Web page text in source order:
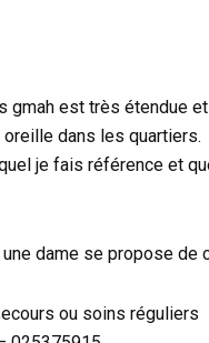
gmah est très étendue
dans les quartiers.
je fais référence et
dame se propose de
ou soins réguliers